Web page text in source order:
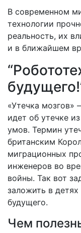
В современном
технологии
реальность, их
и в ближайшем
«Утечка мозгов»
идет об утечке
умов. Термин
британским
миграционных
инженеров во
войны. Так вот
заложить в
будущего.
Чем